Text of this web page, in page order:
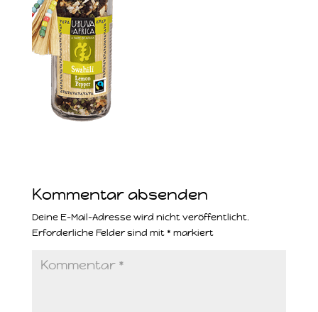
Kommentar absenden
Deine E-Mail-Adresse wird nicht veröffentlicht.
Erforderliche Felder sind mit * markiert